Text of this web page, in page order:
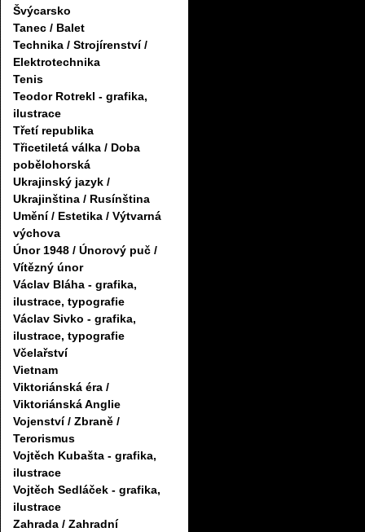
Švýcarsko
Tanec / Balet
Technika / Strojírenství /
Elektrotechnika
Tenis
Teodor Rotrekl - grafika,
ilustrace
Třetí republika
Třicetiletá válka / Doba
pobělohorská
Ukrajinský jazyk /
Ukrajinština / Rusínština
Umění / Estetika / Výtvarná
výchova
Únor 1948 / Únorový puč /
Vítězný únor
Václav Bláha - grafika,
ilustrace, typografie
Václav Sivko - grafika,
ilustrace, typografie
Včelařství
Vietnam
Viktoriánská éra /
Viktoriánská Anglie
Vojenství / Zbraně /
Terorismus
Vojtěch Kubašta - grafika,
ilustrace
Vojtěch Sedláček - grafika,
ilustrace
Zahrada / Zahradní